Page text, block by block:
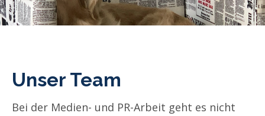
Unser Team
Bei der Medien- und PR-Arbeit geht es nicht